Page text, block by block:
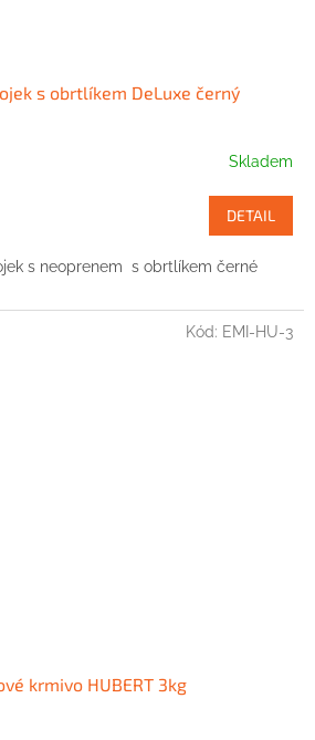
s obrtlíkem DeLuxe černý
Skladem
DETAIL
s neoprenem s obrtlíkem černé
krmivo HUBERT 3kg
Kód: EMI-HU-3